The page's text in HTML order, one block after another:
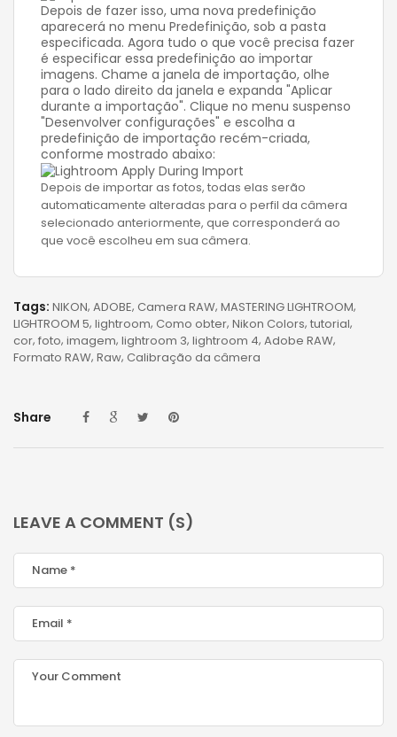
Depois de fazer isso, uma nova predefinição
aparecerá no menu Predefinição, sob a pasta
especificada. Agora tudo o que você precisa fazer
é especificar essa predefinição ao importar
imagens. Chame a janela de importação, olhe
para o lado direito da janela e expanda "Aplicar
durante a importação". Clique no menu suspenso
"Desenvolver configurações" e escolha a
predefinição de importação recém-criada,
conforme mostrado abaixo:
Depois de importar as fotos, todas elas serão
automaticamente alteradas para o perfil da câmera
selecionado anteriormente, que corresponderá ao
que você escolheu em sua câmera.
Tags: NIKON ADOBE Camera RAW MASTERING LIGHTROOM
LIGHTROOM 5 lightroom Como obter Nikon Colors tutorial
cor foto imagem lightroom 3 lightroom 4 Adobe RAW
Formato RAW Raw Calibração da câmera
Share
LEAVE A COMMENT (S)